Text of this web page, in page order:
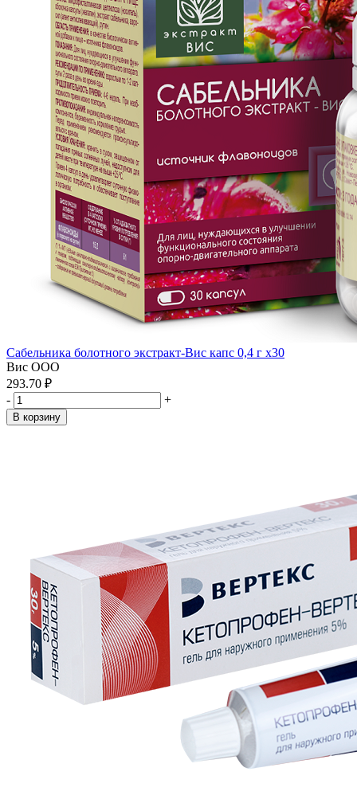
Сабельника болотного экстракт-Вис капс 0,4 г x30
Вис ООО
293.70 ₽
-
+
В корзину